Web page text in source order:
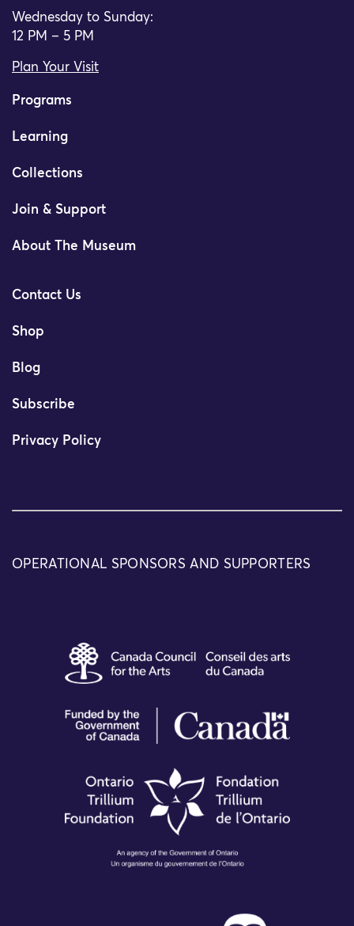
Wednesday to Sunday:
12 PM – 5 PM
Plan Your Visit
Programs
Learning
Collections
Join & Support
About The Museum
Contact Us
Shop
Blog
Subscribe
Privacy Policy
OPERATIONAL SPONSORS AND SUPPORTERS